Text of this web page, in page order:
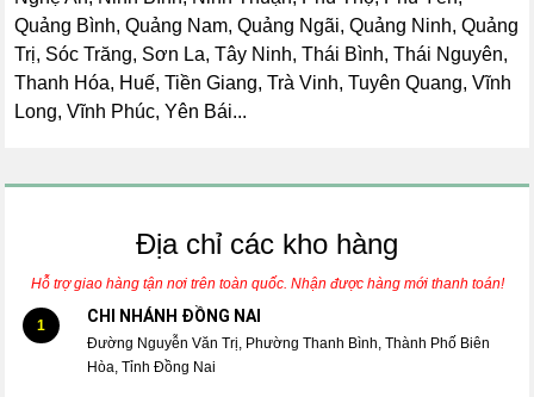
Quảng Bình, Quảng Nam, Quảng Ngãi, Quảng Ninh, Quảng
Trị, Sóc Trăng, Sơn La, Tây Ninh, Thái Bình, Thái Nguyên,
Thanh Hóa, Huế, Tiền Giang, Trà Vinh, Tuyên Quang, Vĩnh
Long, Vĩnh Phúc, Yên Bái...
Địa chỉ các kho hàng
Hỗ trợ giao hàng tận nơi trên toàn quốc. Nhận được hàng mới thanh toán!
1 CHI NHÁNH ĐỒNG NAI
Đường Nguyễn Văn Trị, Phường Thanh Bình, Thành Phố Biên
Hòa, Tỉnh Đồng Nai